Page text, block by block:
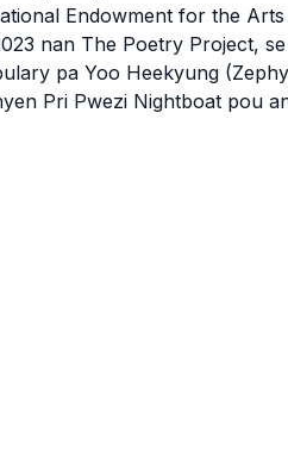
Endowment for the
nan The Poetry Project,
pa Yoo Heekyung
Pri Pwezi Nightboat pou